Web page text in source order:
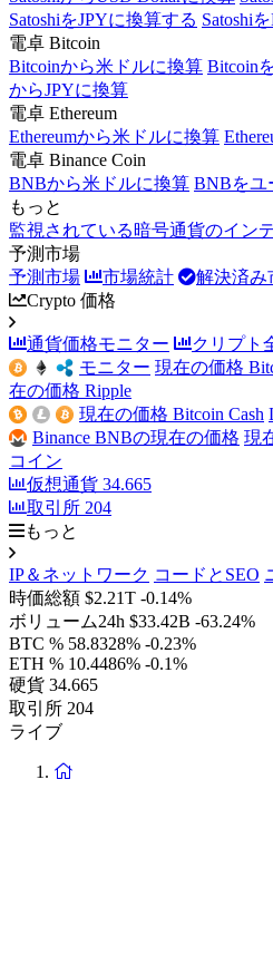
SatoshiをJPYに換算する Satoshi
電卓 Bitcoin
Bitcoinから米ドルに換算 Bitcoin
からJPYに換算
電卓 Ethereum
Ethereumから米ドルに換算
電卓 Binance Coin
BNBから米ドルに換算 BNBをユ
もっと
監視されている暗号通貨のイン
予測市場
予測市場
市場統計
解決済み
Crypto 価格
通貨価格モニター クリプト
モニター 現在の価格
在の価格 Ripple
現在の価格 Bitcoin Cash
Binance BNBの現在の価格 現
コイン
仮想通貨 34.665
取引所 204
もっと
IP＆ネットワーク コードとSEO
時価総額 $2.21T -0.14%
ボリューム24h $33.42B -63.24%
BTC % 58.8328% -0.23%
ETH % 10.4486% -0.1%
硬貨 34.665
取引所 204
ライブ